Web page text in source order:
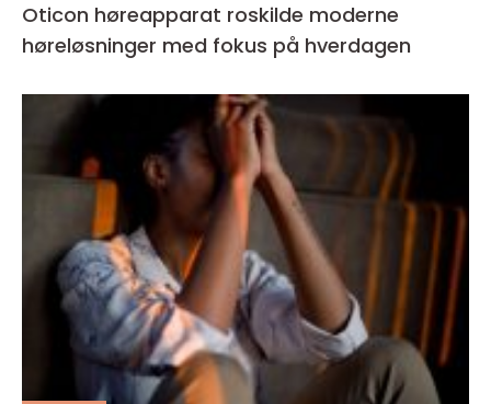
Oticon høreapparat roskilde moderne
høreløsninger med fokus på hverdagen